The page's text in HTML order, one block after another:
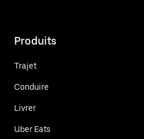
Produits
Trajet
Conduire
Livrer
Uber Eats